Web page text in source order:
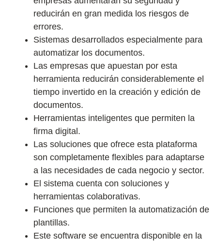
reducirán en gran medida los riesgos de
errores.
Sistemas desarrollados especialmente para
automatizar los documentos.
Las empresas que apuestan por esta
herramienta reducirán considerablemente el
tiempo invertido en la creación y edición de
documentos.
Herramientas inteligentes que permiten la
firma digital.
Las soluciones que ofrece esta plataforma
son completamente flexibles para adaptarse
a las necesidades de cada negocio y sector.
El sistema cuenta con soluciones y
herramientas colaborativas.
Funciones que permiten la automatización de
plantillas.
Este software se encuentra disponible en la